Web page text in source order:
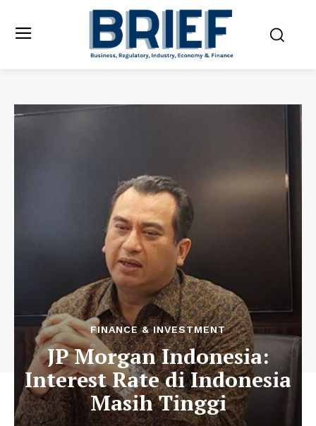
FINANCE & INVESTMENT
JP Morgan Indonesia:
Interest Rate di Indonesia
Masih Tinggi